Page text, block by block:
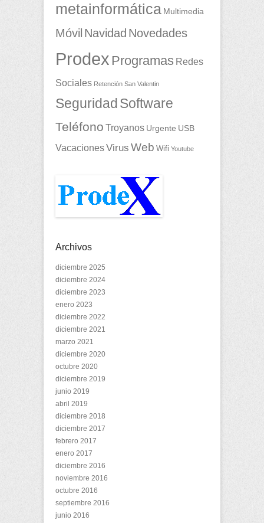
metainformática Multimedia
Móvil Navidad Novedades
Prodex Programas Redes
Sociales Retención San Valentin
Seguridad Software
Teléfono Troyanos Urgente USB
VacacionesVirus Web Wifi Youtube
Archivos
diciembre 2025
diciembre 2024
diciembre 2023
enero 2023
diciembre 2022
diciembre 2021
marzo 2021
diciembre 2020
octubre 2020
diciembre 2019
junio 2019
abril 2019
diciembre 2018
diciembre 2017
febrero 2017
enero 2017
diciembre 2016
noviembre 2016
octubre 2016
septiembre 2016
junio 2016